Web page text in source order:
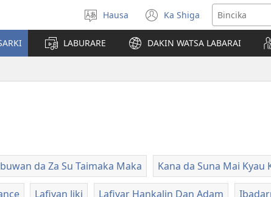
Ka
Zabi
Hausa Ka Shiga
(opens
new
window)
LABURARE DAKIN WATSA LABARAI
da Za Su Taimaka Maka Kana da Suna Mai Kyau
Lafiyan Jiki Lafiyar Hankalin Dan Adam